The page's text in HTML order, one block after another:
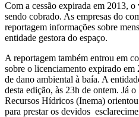
Com a cessão expirada em 2013,
sendo cobrado. As empresas do
reportagem informações sobre
entidade gestora do espaço.
A reportagem também entrou em
sobre o licenciamento expirado
de dano ambiental à baía. A
desta edição, às 23h de ontem. Já
Recursos Hídricos (Inema)
para prestar os devidos